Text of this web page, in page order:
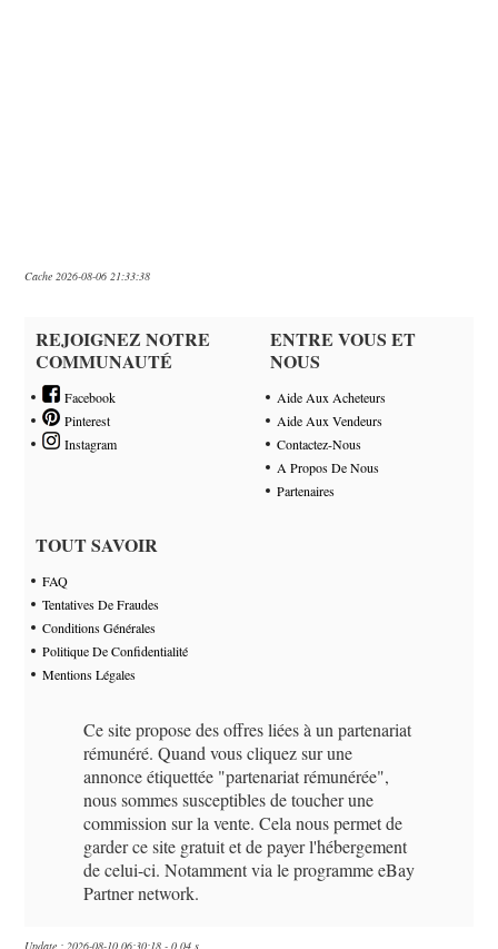
Cache 2026-08-06 21:33:38
REJOIGNEZ NOTRE
COMMUNAUTÉ
Facebook
Pinterest
Instagram
ENTRE VOUS ET
NOUS
Aide Aux Acheteurs
Aide Aux Vendeurs
Contactez-Nous
A Propos De Nous
Partenaires
TOUT SAVOIR
FAQ
Tentatives De Fraudes
Conditions Générales
Politique De Confidentialité
Mentions Légales
Ce site propose des offres liées à un partenariat
rémunéré. Quand vous cliquez sur une
annonce étiquettée "partenariat rémunérée",
nous sommes susceptibles de toucher une
commission sur la vente. Cela nous permet de
garder ce site gratuit et de payer l'hébergement
de celui-ci. Notamment via le programme eBay
Partner network.